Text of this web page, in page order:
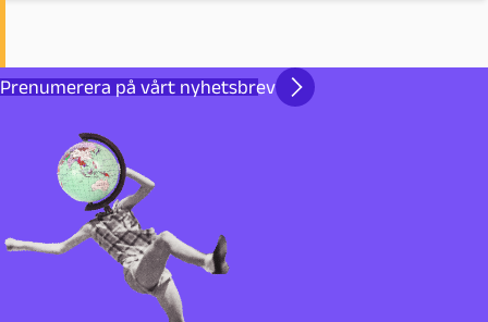
Prenumerera på vårt nyhetsbrev